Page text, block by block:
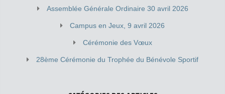
Assemblée Générale Ordinaire 30 avril 2026
Campus en Jeux, 9 avril 2026
Cérémonie des Vœux
28ème Cérémonie du Trophée du Bénévole Sportif